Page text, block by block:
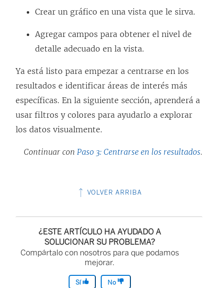
Crear un gráfico en una vista que le sirva.
Agregar campos para obtener el nivel de
detalle adecuado en la vista.
Ya está listo para empezar a centrarse en los
resultados e identificar áreas de interés más
específicas. En la siguiente sección, aprenderá a
usar filtros y colores para ayudarlo a explorar
los datos visualmente.
Continuar con Paso 3: Centrarse en los resultados.
VOLVER ARRIBA
¿ESTE ARTÍCULO HA AYUDADO A
SOLUCIONAR SU PROBLEMA?
Compártalo con nosotros para que podamos
mejorar.
Sí No